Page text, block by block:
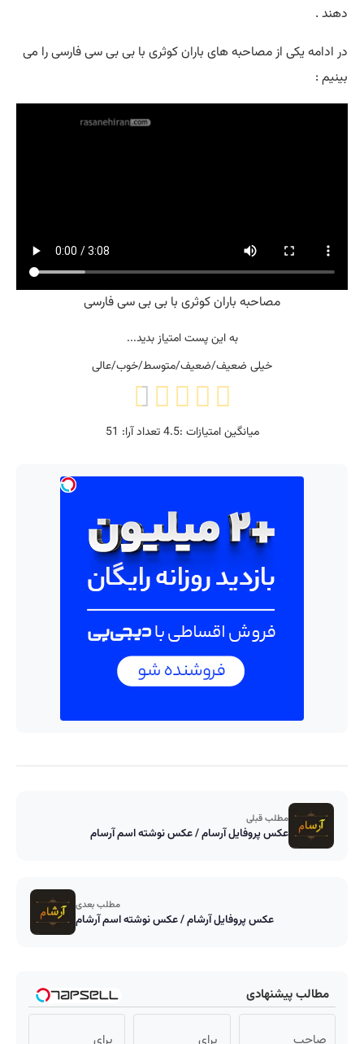
دهند .
در ادامه یکی از مصاحبه های باران کوثری با بی بی سی فارسی را می
بینیم :
مصاحبه باران کوثری با بی بی سی فارسی
به این پست امتیاز بدید...
خیلی ضعیف/ضعیف/متوسط/خوب/عالی
میانگین امتیازات :4.5تعداد آرا: 51
مطلب قبلی
عکس پروفایل آرسام / عکس نوشته اسم آرسام
مطلب بعدی
عکس پروفایل آرشام / عکس نوشته اسم آرشام
مطالب پیشنهادی
صاحب برای برای